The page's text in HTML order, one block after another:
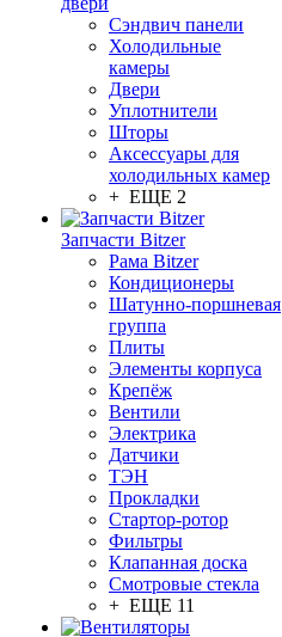
Сэндвич панели
Холодильные
камеры
Двери
Уплотнители
Шторы
Аксессуары для
холодильных камер
+ ЕЩЕ 2
Запчасти Bitzer
Рама Bitzer
Кондиционеры
Шатунно-поршневая
группа
Плиты
Элементы корпуса
Крепёж
Вентили
Электрика
Датчики
ТЭН
Прокладки
Стартор-ротор
Фильтры
Клапанная доска
Смотровые стекла
+ ЕЩЕ 11